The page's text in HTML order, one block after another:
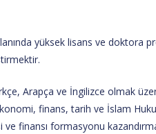
yüksek lisans ve doktora
Arapça ve İngilizce olmak
finans, tarih ve İslam
finansı formasyonu